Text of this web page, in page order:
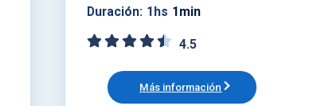
Duración: 1hs 1min
4.5
Más información